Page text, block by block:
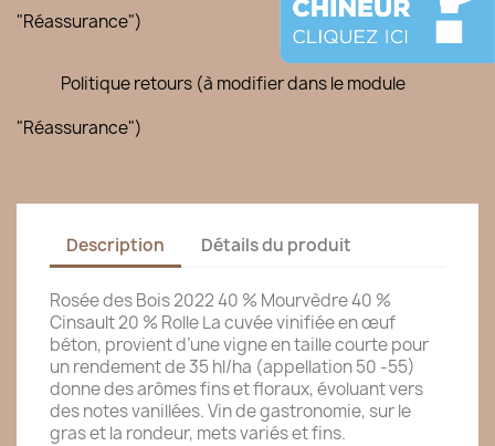
"Réassurance")
Politique retours (à modifier dans le module
"Réassurance")
Description Détails du produit
Rosée des Bois 2022 40 % Mourvèdre 40 %
Cinsault 20 % Rolle La cuvée vinifiée en œuf
béton, provient d’une vigne en taille courte pour
un rendement de 35 hl/ha (appellation 50 -55)
donne des arômes fins et floraux, évoluant vers
des notes vanillées. Vin de gastronomie, sur le
gras et la rondeur, mets variés et fins.